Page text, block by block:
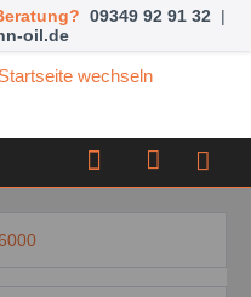
09349 92 91 32 |
oil.de